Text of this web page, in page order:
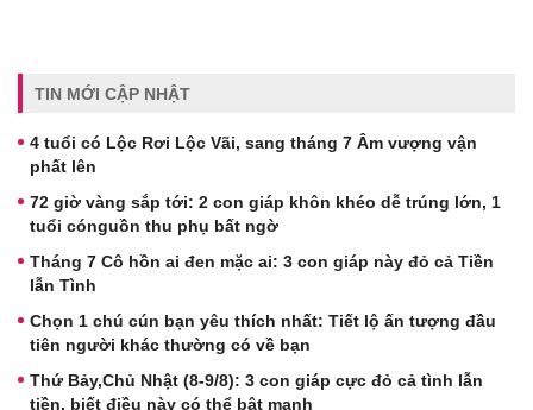
TIN MỚI CẬP NHẬT
4 tuổi có Lộc Rơi Lộc Vãi, sang tháng 7 Âm vượng vận
phất lên
72 giờ vàng sắp tới: 2 con giáp khôn khéo dễ trúng lớn, 1
tuổi cónguồn thu phụ bất ngờ
Tháng 7 Cô hồn ai đen mặc ai: 3 con giáp này đỏ cả Tiền
lẫn Tình
Chọn 1 chú cún bạn yêu thích nhất: Tiết lộ ấn tượng đầu
tiên người khác thường có về bạn
Thứ Bảy,Chủ Nhật (8-9/8): 3 con giáp cực đỏ cả tình lẫn
tiền, biết điều này có thể bật mạnh